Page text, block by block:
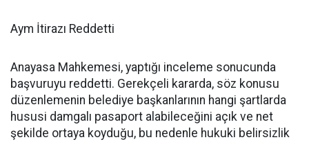
Aym İtirazı Reddetti
Anayasa Mahkemesi, yaptığı inceleme sonucunda
başvuruyu reddetti. Gerekçeli kararda, söz konusu
düzenlemenin belediye başkanlarının hangi şartlarda
hususi damgalı pasaport alabileceğini açık ve net
şekilde ortaya koyduğu, bu nedenle hukuki belirsizlik